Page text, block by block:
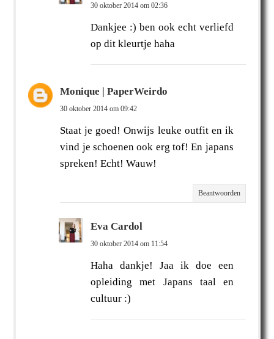
30 oktober 2014 om 02:36
Dankjee :) ben ook echt verliefd
op dit kleurtje haha
Monique | PaperWeirdo
30 oktober 2014 om 09:42
Staat je goed! Onwijs leuke outfit en ik
vind je schoenen ook erg tof! En japans
spreken! Echt! Wauw!
Beantwoorden
Eva Cardol
30 oktober 2014 om 11:54
Haha dankje! Jaa ik doe een
opleiding met Japans taal en
cultuur :)